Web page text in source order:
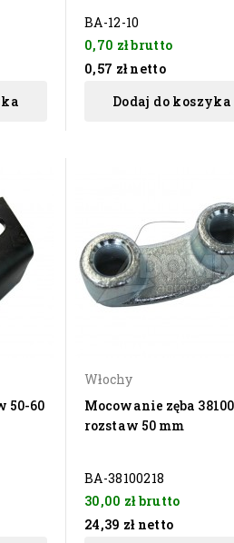
BA-12-10
0,70 złbrutto
0,57 zł netto
Dodaj do koszyka
50-60
Włochy
Mocowanie zęba
rozstaw 50 mm
BA-38100218
30,00 złbrutto
24,39 zł netto